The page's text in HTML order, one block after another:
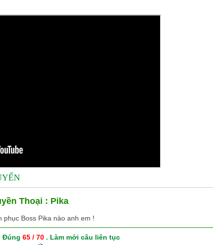
Thoại : Pika
phục Boss Pika nào anh em !
Đúng 65 / 70. Làm mới câu liên tục